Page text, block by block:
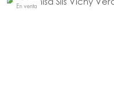
En venta